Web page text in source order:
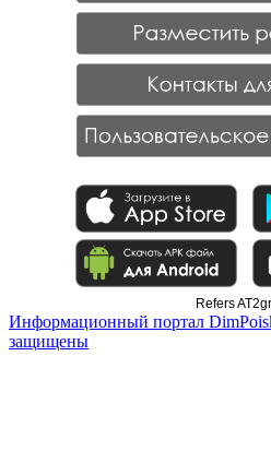
Refers
Информационный портал
защищены